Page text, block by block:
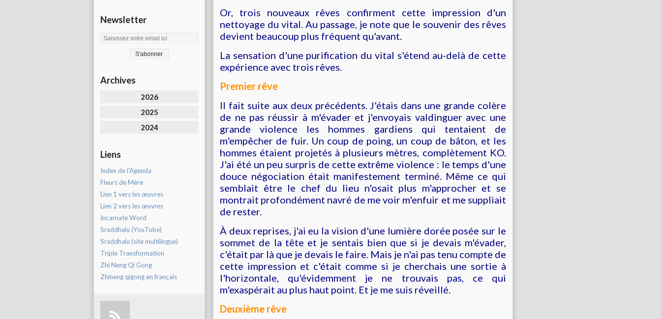
Newsletter
Archives
2026
2025
2024
Liens
Index de l'Agenda
Fleurs de Mère
Lien 1 vers les œuvres
Lien 2 vers les œuvres
Incarnate Word
Sraddhalu (YouTube)
Sraddhalu (site multilingue)
Triple Transformation
Zhi Neng Qi Gong
Zhineng qigong en français
Or, trois nouveaux rêves confirment cette impression d'un
nettoyage du vital. Au passage, je note que le souvenir des rêves
devient beaucoup plus fréquent qu'avant.
La sensation d'une purification du vital s'étend au-delà de cette
expérience avec trois rêves.
Premier rêve
Il fait suite aux deux précédents. J'étais dans une grande colère
de ne pas réussir à m'évader et j'envoyais valdinguer avec une
grande violence les hommes gardiens qui tentaient de
m'empêcher de fuir. Un coup de poing, un coup de bâton, et les
hommes étaient projetés à plusieurs mètres, complètement KO.
J'ai été un peu surpris de cette extrême violence : le temps d'une
douce négociation était manifestement terminé. Même ce qui
semblait être le chef du lieu n'osait plus m'approcher et se
montrait profondément navré de me voir m'enfuir et me suppliait
de rester.
À deux reprises, j'ai eu la vision d'une lumière dorée posée sur le
sommet de la tête et je sentais bien que si je devais m'évader,
c'était par là que je devais le faire. Mais je n'ai pas tenu compte de
cette impression et c'était comme si je cherchais une sortie à
l'horizontale, qu'évidemment je ne trouvais pas, ce qui
m'exaspérait au plus haut point. Et je me suis réveillé.
Deuxième rêve